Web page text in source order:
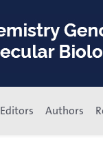
Editors Authors